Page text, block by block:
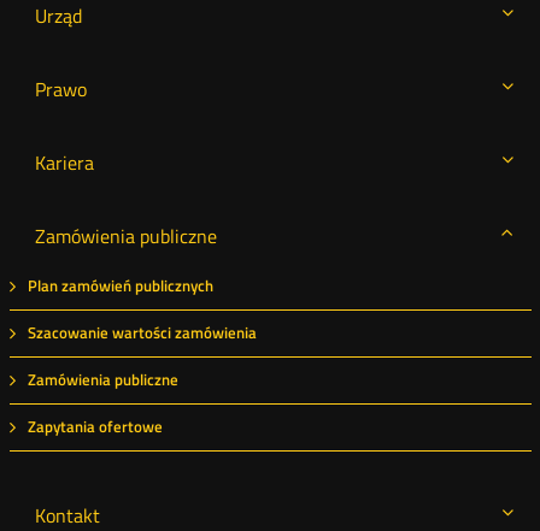
Urząd
Prawo
Kariera
Zamówienia publiczne
Plan zamówień publicznych
Szacowanie wartości zamówienia
Zamówienia publiczne
Zapytania ofertowe
Kontakt